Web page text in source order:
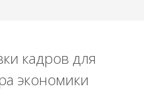
кадров для
экономики